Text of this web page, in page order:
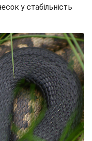
у стабільність